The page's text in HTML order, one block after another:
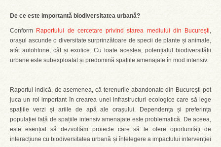
De ce este importantă biodiversitatea urbană?
Conform Raportului de cercetare privind starea mediului din București,
orașul ascunde o diversitate surprinzătoare de specii de plante și animale,
atât autohtone, cât și exotice. Cu toate acestea, potențialul biodiversității
urbane este subexploatat și predomină spațiile amenajate în mod intensiv.
Raportul indică, de asemenea, că terenurile abandonate din București pot
juca un rol important în crearea unei infrastructuri ecologice care să lege
spațiile verzi și ariile de apă ale orașului. Dependența și preferința
populației față de spațiile intensiv amenajate este problematică. De aceea,
este esențial să dezvoltăm proiecte care să le ofere oportunități de
interacțiune cu biodiversitatea urbană și înțelegere a impactului intervenției